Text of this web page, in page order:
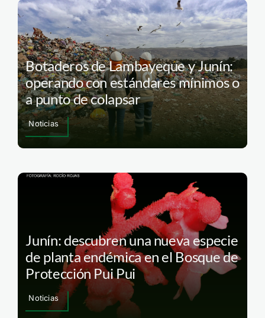
Botaderos de Lambayeque y Junín:
operando con estándares mínimos o
a punto de colapsar
Noticias
Junín: descubren una nueva especie
de planta endémica en el Bosque de
Protección Pui Pui
Noticias